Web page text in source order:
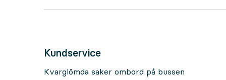
Kundservice
Kvarglömda saker ombord på bussen